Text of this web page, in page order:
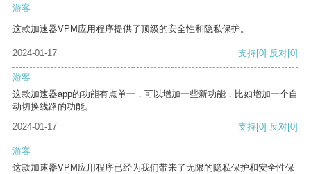
游客
这款加速器VPM应用程序提供了顶级的安全性和隐私保护。
2024-01-17 支持[0] 反对[0]
游客
这款加速器app的功能有点单一，可以增加一些新功能，比如增加一个自
动切换线路的功能。
2024-01-17
支持[0] 反对[0]
游客
这款加速器VPM应用程序已经为我们带来了无限的隐私保护和安全性保